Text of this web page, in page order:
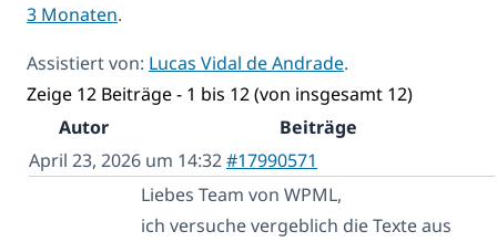
3 Monaten.
Assistiert von: Lucas Vidal de Andrade.
Zeige 12 Beiträge - 1 bis 12 (von insgesamt 12)
Autor
Beiträge
April 23, 2026 um 14:32#17990571
Liebes Team von WPML,
ich versuche vergeblich die Texte aus